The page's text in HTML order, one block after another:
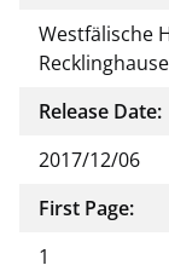
Westfälische
Release Date:
2017/12/06
First Page:
1